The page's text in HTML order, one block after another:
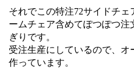
それでこの特注72サイドチ
ームチェア含めてぽつぽつ
ぎりです。
受注生産にしているので、
作っています。